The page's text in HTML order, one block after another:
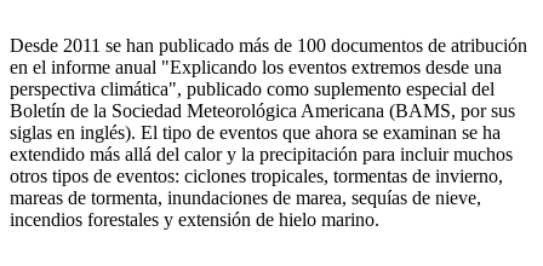
Desde 2011 se han publicado más de 100 documentos de atribución
en el informe anual "Explicando los eventos extremos desde una
perspectiva climática", publicado como suplemento especial del
Boletín de la Sociedad Meteorológica Americana (BAMS, por sus
siglas en inglés). El tipo de eventos que ahora se examinan se ha
extendido más allá del calor y la precipitación para incluir muchos
otros tipos de eventos: ciclones tropicales, tormentas de invierno,
mareas de tormenta, inundaciones de marea, sequías de nieve,
incendios forestales y extensión de hielo marino.